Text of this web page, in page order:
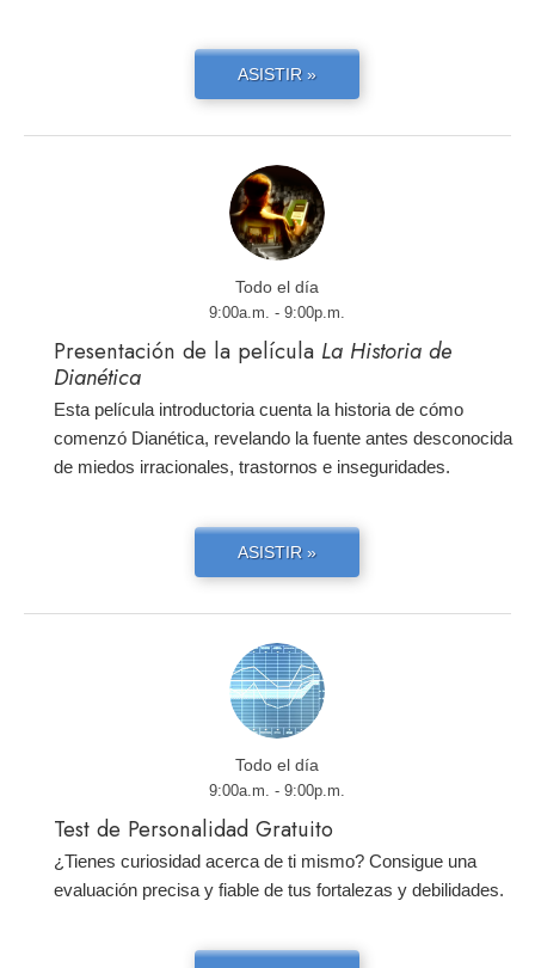
ASISTIR »
Todo el día
9:00a.m. - 9:00p.m.
Presentación de la película La Historia de
Dianética
Esta película introductoria cuenta la historia de cómo
comenzó Dianética, revelando la fuente antes desconocida
de miedos irracionales, trastornos e inseguridades.
ASISTIR »
Todo el día
9:00a.m. - 9:00p.m.
Test de Personalidad Gratuito
¿Tienes curiosidad acerca de ti mismo? Consigue una
evaluación precisa y fiable de tus fortalezas y debilidades.